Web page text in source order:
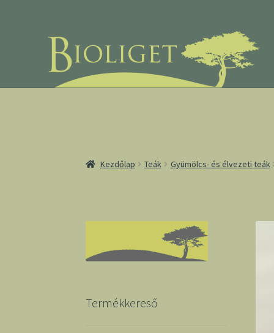
Kezdőlap Teák Gyümölcs- és élvezeti teák
Termékkereső